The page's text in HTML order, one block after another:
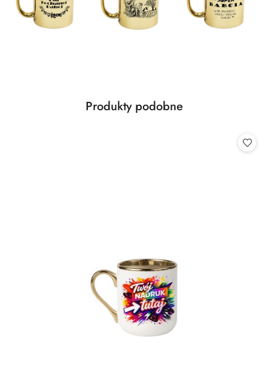
Pomiń karuzelę produktów
Produkty
Produkty podobne